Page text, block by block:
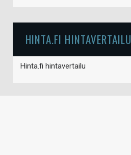
HINTA.FI HINTAVERTAILU
Hinta.fi hintavertailu